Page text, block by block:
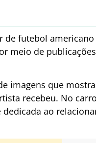
futebol
meio de
imagens que
recebeu. No
dedicada ao